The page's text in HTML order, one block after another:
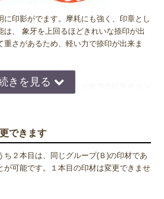
に印影がでます。摩耗にも強く、印章とし
は、 象牙を上回るほどきれいな捺印が出
重さがあるため、軽い力で捺印が出来ま
ように反射するボディが魅力の鏡面チタン
頂くと、美しい光沢が蘇ります。
ギーの方でも安心
できます
ち２本目は、同じグループ(Ｂ)の印材であ
が可能です。１本目の印材は変更できませ